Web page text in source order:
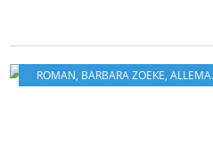
ROMAN, BARBARA ZOEKE, ALLEMAGNE